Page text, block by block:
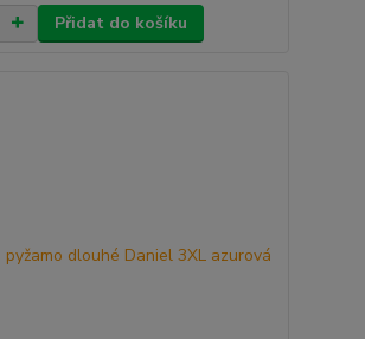
Přidat do košíku